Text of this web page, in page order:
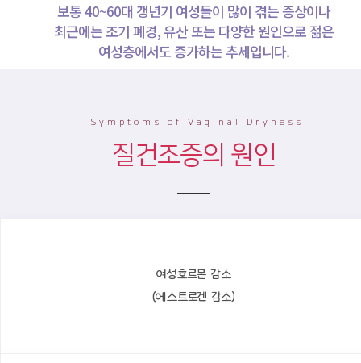
보통 40~60대 갱년기 여성들이 많이 겪는 증상이나
최근에는 조기 폐경, 유산 또는 다양한 원인으로 젊은
여성층에서도 증가하는 추세입니다.
Symptoms of Vaginal Dryness
질건조증의 원인
여성호르몬 감소
(에스트로겐 감소)